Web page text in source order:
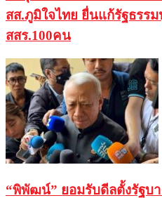
สส.ภูมิใจไทย ยื่นแก้รัฐธรร
สสร.100คน
“พิพัฒน์” ยอมรับดีลตั้งรัฐบ